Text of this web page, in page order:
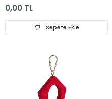
0,00 TL
Sepete Ekle